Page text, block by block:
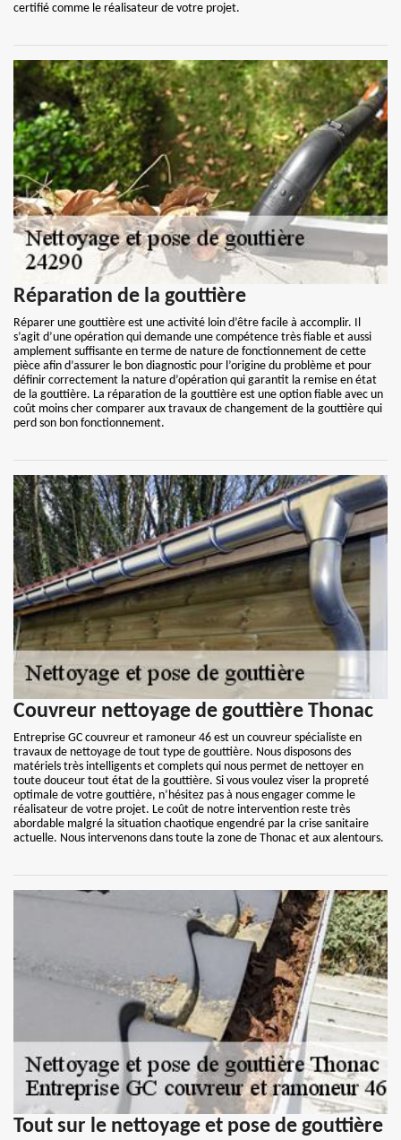
certifié comme le réalisateur de votre projet.
Réparation de la gouttière
Réparer une gouttière est une activité loin d’être facile à accomplir. Il
s’agit d’une opération qui demande une compétence très fiable et aussi
amplement suffisante en terme de nature de fonctionnement de cette
pièce afin d’assurer le bon diagnostic pour l’origine du problème et pour
définir correctement la nature d’opération qui garantit la remise en état
de la gouttière. La réparation de la gouttière est une option fiable avec un
coût moins cher comparer aux travaux de changement de la gouttière qui
perd son bon fonctionnement.
Couvreur nettoyage de gouttière Thonac
Entreprise GC couvreur et ramoneur 46 est un couvreur spécialiste en
travaux de nettoyage de tout type de gouttière. Nous disposons des
matériels très intelligents et complets qui nous permet de nettoyer en
toute douceur tout état de la gouttière. Si vous voulez viser la propreté
optimale de votre gouttière, n’hésitez pas à nous engager comme le
réalisateur de votre projet. Le coût de notre intervention reste très
abordable malgré la situation chaotique engendré par la crise sanitaire
actuelle. Nous intervenons dans toute la zone de Thonac et aux alentours.
Tout sur le nettoyage et pose de gouttière